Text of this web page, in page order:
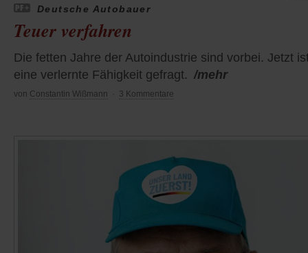
Deutsche Autobauer
Teuer verfahren
Die fetten Jahre der Autoindustrie sind vorbei. Jetzt
eine verlernte Fähigkeit gefragt. /mehr
von Constantin Wißmann 3 Kommentare